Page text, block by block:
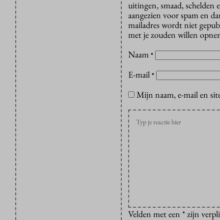
uitingen, smaad, schelden
aangezien voor spam en
mailadres wordt niet
met je zouden willen
Naam *
E-mail *
Mijn naam, e-mail en
Velden met een * zijn